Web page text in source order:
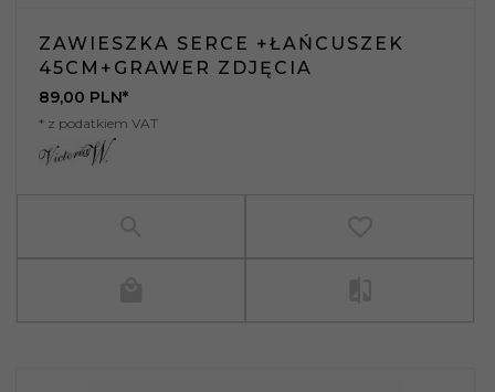
ZAWIESZKA SERCE +ŁAŃCUSZEK
45CM+GRAWER ZDJĘCIA
89,00 PLN*
* z podatkiem VAT